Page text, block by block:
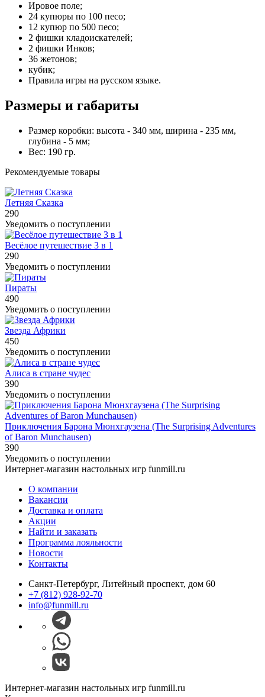
Ировое поле;
24 купюры по 100 песо;
12 купюр по 500 песо;
2 фишки кладоискателей;
2 фишки Инков;
36 жетонов;
кубик;
Правила игры на русском языке.
Размеры и габариты
Размер коробки: высота - 340 мм, ширина - 235 мм,
глубина - 5 мм;
Вес: 190 гр.
Рекомендуемые товары
Летняя Сказка
290
Уведомить о поступлении
Весёлое путешествие 3 в 1
290
Уведомить о поступлении
Пираты
490
Уведомить о поступлении
Звезда Африки
450
Уведомить о поступлении
Алиса в стране чудес
390
Уведомить о поступлении
Приключения Барона Мюнхгаузена (The Surprising Adventures
of Baron Munchausen)
390
Уведомить о поступлении
Интернет-магазин настольных игр funmill.ru
О компании
Вакансии
Доставка и оплата
Акции
Найти и заказать
Программа лояльности
Новости
Контакты
Санкт-Петербург, Литейный проспект, дом 60
+7 (812) 928-92-70
info@funmill.ru
Интернет-магазин настольных игр funmill.ru